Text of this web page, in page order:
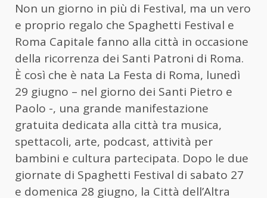
Non un giorno in più di Festival, ma un vero
e proprio regalo che Spaghetti Festival e
Roma Capitale fanno alla città in occasione
della ricorrenza dei Santi Patroni di Roma.
È così che è nata La Festa di Roma, lunedì
29 giugno – nel giorno dei Santi Pietro e
Paolo -, una grande manifestazione
gratuita dedicata alla città tra musica,
spettacoli, arte, podcast, attività per
bambini e cultura partecipata. Dopo le due
giornate di Spaghetti Festival di sabato 27
e domenica 28 giugno, la Città dell’Altra